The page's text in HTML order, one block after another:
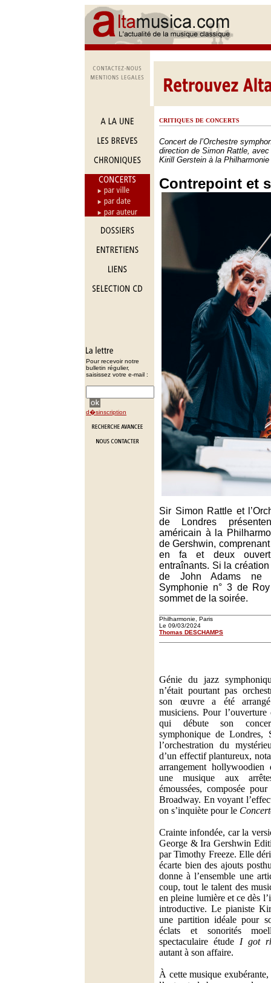
Pour recevoir notre
bulletin régulier,
saisissez votre e-mail :
d�sinscription
CRITIQUES DE CONCERTS
Concert de l’Orchestre
direction de Simon Rattle,
Kirill Gerstein à la
Contrepoint et
Sir Simon Rattle et
de Londres
américain à la
de Gershwin,
en fa et deux
entraînants. Si la
de John Adams ne
Symphonie n° 3 de
sommet de la soirée.
Philharmonie, Paris
Le 09/03/2024
Thomas DESCHAMPS
Génie du jazz
n’était pourtant pas
son œuvre a été arrangé
musiciens. Pour
qui débute son
symphonique de Londres,
l’orchestration du
d’un effectif plantureux,
arrangement hollywoodien
une musique aux
émoussées, composée
Broadway. En voyant
on s’inquiète pour le
Crainte infondée, car la
George & Ira Gershwin
par Timothy Freeze. Elle
écarte bien des ajouts
donne à l’ensemble une
coup, tout le talent des
en pleine lumière et ce dès
introductive. Le pianiste
une partition idéale pour
éclats et sonorités
spectaculaire étude I got
autant à son affaire.
À cette musique